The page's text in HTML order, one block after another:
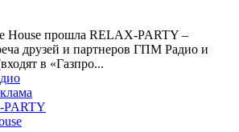
House прошла RELAX‑PARTY –
друзей и партнеров ГПМ Радио и
в «Газпро...